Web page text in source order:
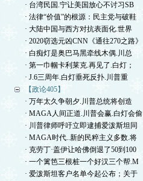
· 台湾民国.宁让美国放心不讨习SB
· 法律“价值”的根源：民主党与破鞋
· 大陆中国与西方对抗表面化.世界
· 2020窃选元凶CNN《通往270之路》
· 白痴灯是奥巴马黑牵线木偶.川总
· 第一巾帼卡利莱克.再见了.白灯；
· J.6三周年.白灯垂死反扑.川普重
【政论405】
· 万年太久争朝夕.川普总统将创造
· MAGA人间正道.川普会赢.白灯会偷
· 川普律师呼吁立即逮捕爱泼斯坦同
· MAGA时代..新的民粹主义多数.将
· 克劳丁·盖伊让哈佛倒退了50到100
· 一个篱笆三根桩一个好汉三个帮.M
· 爱泼斯坦客户名单今起公布；关于